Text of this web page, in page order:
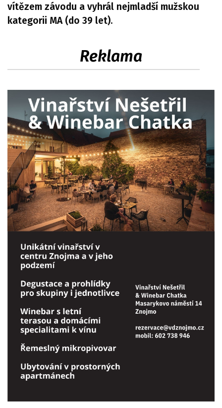
vítězem závodu a vyhrál nejmladší mužskou
kategorii MA (do 39 let).
Reklama